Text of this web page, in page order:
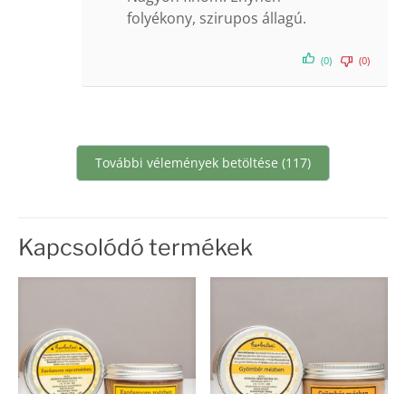
folyékony, szirupos állagú.
(0) (0)
További vélemények betöltése (117)
Kapcsolódó termékek